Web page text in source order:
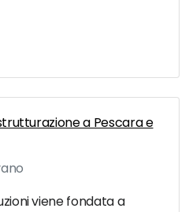
a Pescara e
viene fondata a